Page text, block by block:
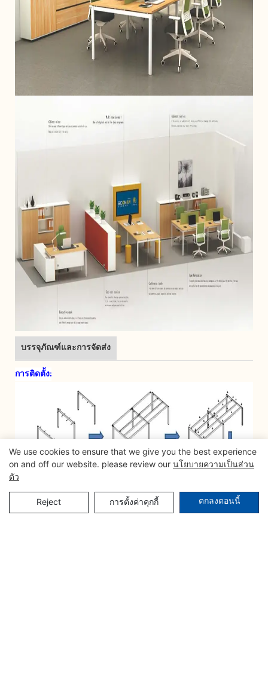
บรรจุภัณฑ์และการจัดส่ง
การติดตั้ง:
We use cookies to ensure that we give you the best experience
on and off our website. please review our นโยบายความเป็นส่วน
ตัว
Reject การตั้งค่าคุกกี้ ตกลงตอนนี้